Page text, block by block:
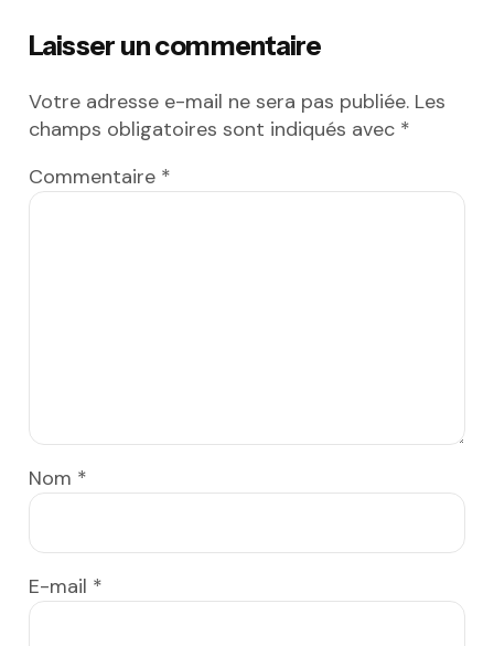
Laisser un commentaire
Votre adresse e-mail ne sera pas publiée. Les
champs obligatoires sont indiqués avec *
Commentaire *
Nom *
E-mail *